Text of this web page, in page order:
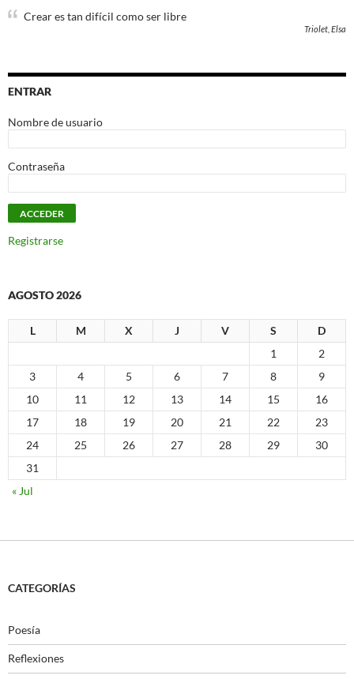
Crear es tan difícil como ser libre
Triolet, Elsa
ENTRAR
Nombre de usuario
Contraseña
Registrarse
AGOSTO 2026
L M X J V S
D
1
2
3
4 5 6 7 8
9
10
11 12 13 14 15
16
17
18 19 20 21 22
23
24
25 26 27 28 29
30
31
« Jul
CATEGORÍAS
Poesía
Reflexiones